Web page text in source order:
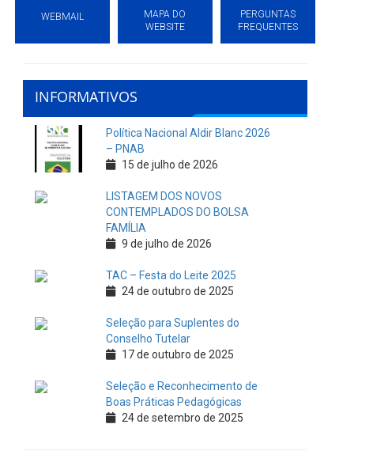
WEBMAIL
MAPA DO
WEBSITE
PERGUNTAS
FREQUENTES
INFORMATIVOS
Política Nacional Aldir Blanc 2026
– PNAB
15 de julho de 2026
LISTAGEM DOS NOVOS
CONTEMPLADOS DO BOLSA
FAMÍLIA
9 de julho de 2026
TAC – Festa do Leite 2025
24 de outubro de 2025
Seleção para Suplentes do
Conselho Tutelar
17 de outubro de 2025
Seleção e Reconhecimento de
Boas Práticas Pedagógicas
24 de setembro de 2025